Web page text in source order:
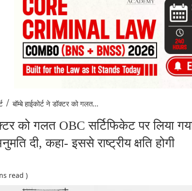
/ बॉम्बे हाईकोर्ट ने डॉक्टर को गलत...
को गलत OBC सर्टिफिकेट पर लिया
दी, कहा- इससे राष्ट्रीय क्षति होगी
read )